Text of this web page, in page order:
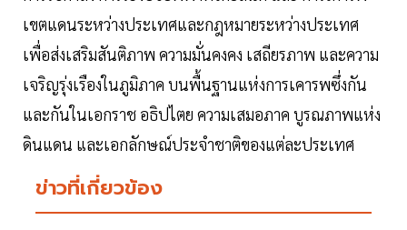
เขตแดนระหว่างประเทศและกฎหมายระหว่างประเทศ
เพื่อส่งเสริมสันติภาพ ความมั่นคงคง เสถียรภาพ และความ
เจริญรุ่งเรืองในภูมิภาค บนพื้นฐานแห่งการเคารพซึ่งกัน
และกันในเอกราช อธิปไตย ความเสมอภาค บูรณภาพแห่ง
ดินแดน และเอกลักษณ์ประจำชาติของแต่ละประเทศ
ข่าวที่เกี่ยวข้อง